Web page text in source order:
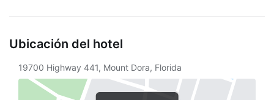
Piscina accesible para sillas de ruedas
Internet inalámbrico en cortesía
Camino sin escaleras a la entrada
Ubicación del hotel
19700 Highway 441, Mount Dora, Florida